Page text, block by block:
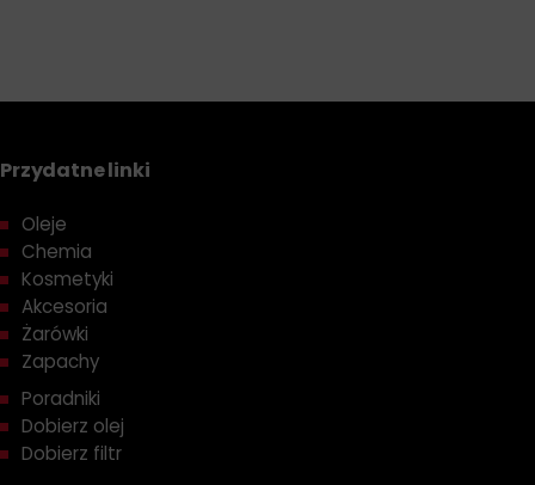
Przydatne linki
Oleje
Chemia
Kosmetyki
Akcesoria
Żarówki
Zapachy
Poradniki
Dobierz olej
Dobierz filtr